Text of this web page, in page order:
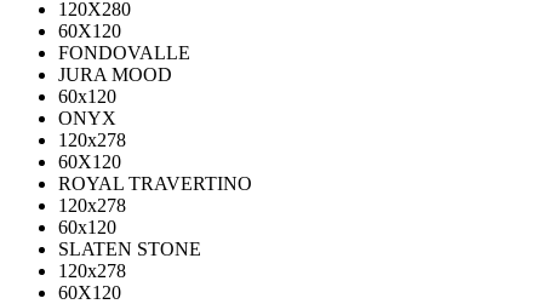
120X280
60X120
FONDOVALLE
JURA MOOD
60х120
ONYX
120х278
60X120
ROYAL TRAVERTINO
120х278
60х120
SLATEN STONE
120х278
60X120